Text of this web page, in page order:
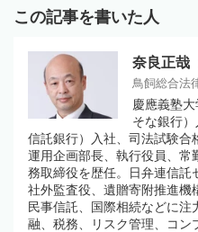
この記事を書いた人
奈良正哉
鳥飼総合法
慶應義塾
そな銀行
信託銀行）入社、司法試験合
運用企画部長、執行役員、常
務取締役を歴任。日弁連信託
社外監査役、遺贈寄附推進機
民事信託、国際相続などに注
融、税務、リスク管理、コン